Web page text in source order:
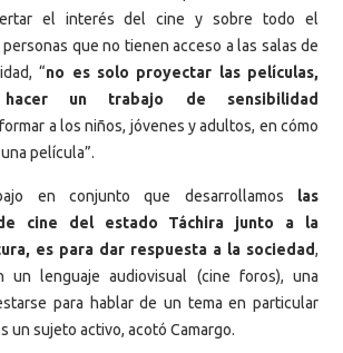
el interés del cine y sobre todo el
que no tienen acceso a las salas de
“no es solo proyectar las películas,
un trabajo de sensibilidad
a los niños, jóvenes y adultos, en cómo
película”.
en conjunto que desarrollamos las
de cine del estado Táchira junto a la
es para dar respuesta a la sociedad,
un lenguaje audiovisual (cine foros), una
para hablar de un tema en particular
un sujeto activo, acotó Camargo.